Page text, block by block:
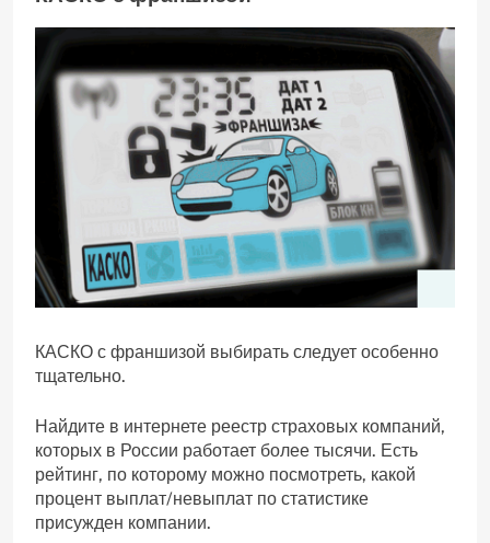
КАСКО с франшизой выбирать следует особенно
тщательно.
Найдите в интернете реестр страховых компаний,
которых в России работает более тысячи. Есть
рейтинг, по которому можно посмотреть, какой
процент выплат/невыплат по статистике
присужден компании.